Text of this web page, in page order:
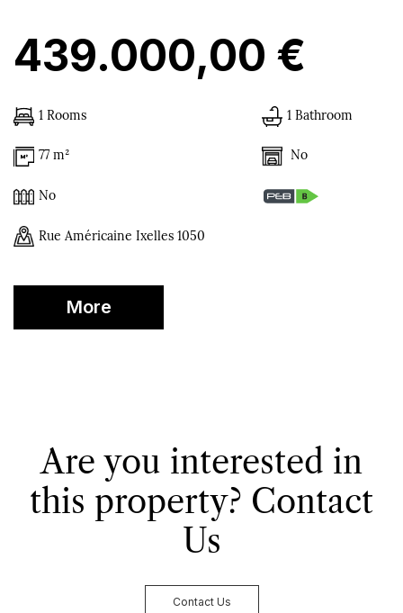
439.000,00 €
1 Rooms 1 Bathroom
77 m² No
No
Rue Américaine Ixelles 1050
More
Are you interested in
this property? Contact
Us
Contact Us